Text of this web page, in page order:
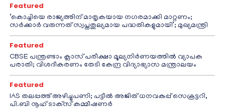
Featured
‘കൊച്ചിയെ രാജ്യത്തിന് മാതൃകയായ നഗരമാക്കി മാറ്റണം;
സർക്കാർ വരുന്നത് സ്വപ്നതുല്യമായ പദ്ധതികളുമായി’; മുഖ്യമന്ത്രി
Featured
CBSE പന്ത്രണ്ടാം ക്ലാസ് പരീക്ഷാ മൂല്യനിർണയത്തിൽ വ്യാപക
പരാതി; വിശദീകരണം തേടി കേന്ദ്ര വിദ്യാഭ്യാസ മന്ത്രാലയം
Featured
IAS തലപ്പത്ത് അഴിച്ചുപണി; പട്ടീല്‍ അജിത് ധനവകുപ്പ് സെക്രട്ടറി,
പി.ബി നൂഹ് ടാക്‌സ് കമ്മീഷണര്‍